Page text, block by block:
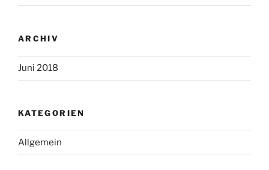
ARCHIV
Juni 2018
KATEGORIEN
Allgemein